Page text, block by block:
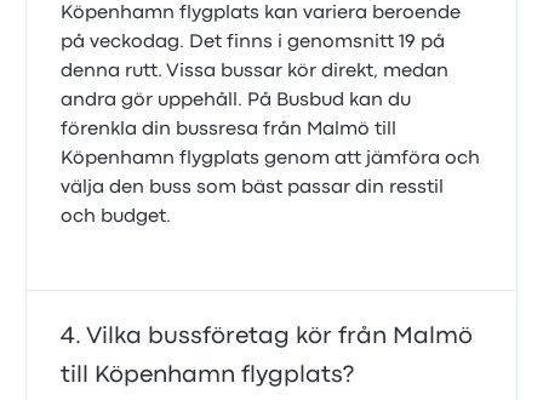
Köpenhamn flygplats kan variera beroende
på veckodag. Det finns i genomsnitt 19 på
denna rutt. Vissa bussar kör direkt, medan
andra gör uppehåll. På Busbud kan du
förenkla din bussresa från Malmö till
Köpenhamn flygplats genom att jämföra och
välja den buss som bäst passar din resstil
och budget.
Vilka bussföretag kör från Malmö
till Köpenhamn flygplats?